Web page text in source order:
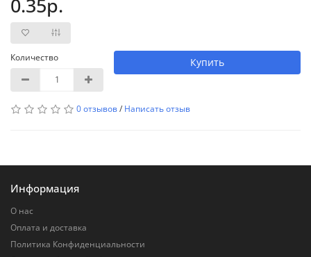
0.35р.
Количество Купить
0 отзывов/ Написать отзыв
Информация
О нас
Оплата и доставка
Политика Конфиденциальности